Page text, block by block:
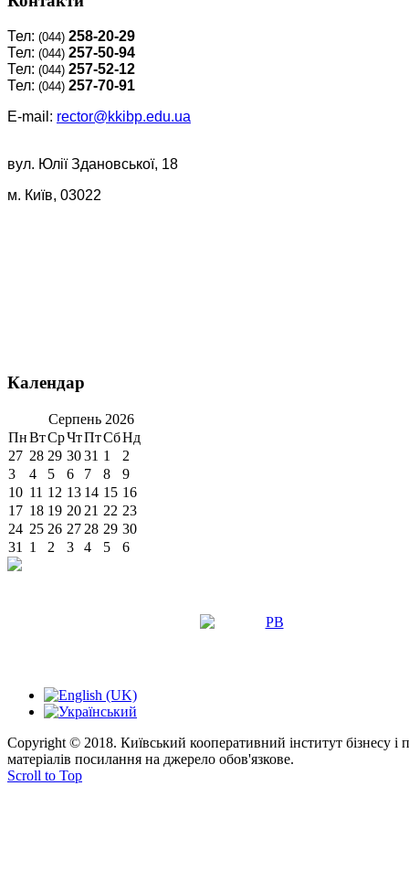
Тел: (044) 258-20-29
Тел: (044) 257-50-94
Тел: (044) 257-52-12
Тел: (044) 257-70-91
E-mail: rector@kkibp.edu.ua
вул. Юлії Здановської, 18
м. Київ, 03022
Календар
Серпень 2026
ПнВтСрЧтПтСбНд
27 28 29 3031 1
2
3
4 5 6 7 8
9
10 11 12 13 14 15 16
17 18 19 20 21 22 23
24 25 26 27 28 29 30
31
1 2 3 4 5 6
Copyright © 2018. Київський кооперативний інститут бізнесу
матеріалів посилання на джерело обов'язкове.
Scroll to Top